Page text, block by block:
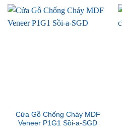
Cửa Gỗ Chống Cháy MDF
Veneer P1G1 Sồi-a-SGD